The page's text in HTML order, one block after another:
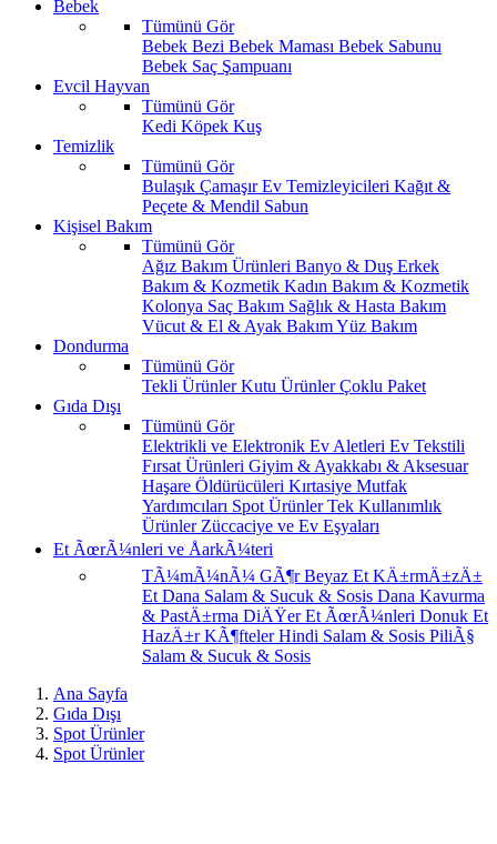
Bebek
Tümünü Gör
Bebek Bezi Bebek Maması Bebek Sabunu
Bebek Saç Şampuanı
Evcil Hayvan
Tümünü Gör
Kedi Köpek Kuş
Temizlik
Tümünü Gör
Bulaşık ÇamaşırEv Temizleyicileri Kağıt &
Peçete & Mendil Sabun
Kişisel Bakım
Tümünü Gör
Ağız Bakım Ürünleri Banyo & Duş Erkek
Bakım & Kozmetik Kadın Bakım & Kozmetik
Kolonya Saç Bakım Sağlık & Hasta Bakım
Vücut & El & Ayak BakımYüz Bakım
Dondurma
Tümünü Gör
Tekli ÜrünlerKutu ÜrünlerÇoklu Paket
Gıda Dışı
Tümünü Gör
Elektrikli ve Elektronik Ev Aletleri Ev Tekstili
Fırsat Ürünleri Giyim & Ayakkabı & Aksesuar
Haşare Öldürücüleri Kırtasiye Mutfak
Yardımcıları Spot ÜrünlerTek Kullanımlık
Ürünler Züccaciye ve Ev Eşyaları
Et ÃœrÃ¼nleri ve ÅarkÃ¼teri
TÃ¼mÃ¼nÃ¼ GÃ¶rBeyaz Et KÄ±rmÄ±zÄ±
Et Dana Salam & Sucuk & Sosis Dana Kavurma
& PastÄ±rma DiÄŸer Et ÃœrÃ¼nleri Donuk Et
HazÄ±r KÃ¶ftelerHindi Salam & Sosis PiliÃ§
Salam & Sucuk & Sosis
Ana Sayfa
Gıda Dışı
Spot Ürünler
Spot Ürünler